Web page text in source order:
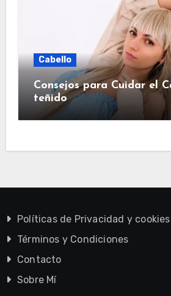
Cabello
Consejos para Cuidar el
teñido
Políticas de Privacidad y cookies
Términos y Condiciones
Contacto
Sobre Mí